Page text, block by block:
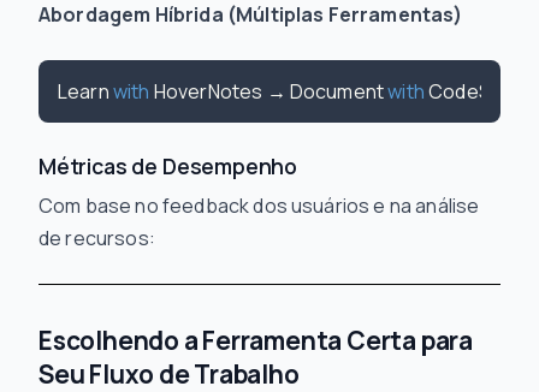
Abordagem Híbrida (Múltiplas Ferramentas)
Learn with HoverNotes → Document with CodeSnap
Métricas de Desempenho
Com base no feedback dos usuários e na análise
de recursos:
Escolhendo a Ferramenta Certa para
Seu Fluxo de Trabalho